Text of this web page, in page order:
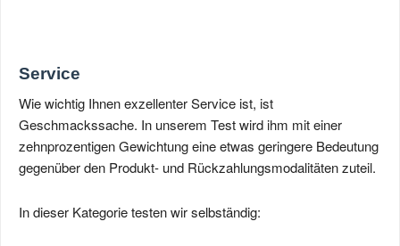
Service
Wie wichtig Ihnen exzellenter Service ist, ist
Geschmackssache. In unserem Test wird ihm mit einer
zehnprozentigen Gewichtung eine etwas geringere Bedeutung
gegenüber den Produkt- und Rückzahlungsmodalitäten zuteil.
In dieser Kategorie testen wir selbständig: